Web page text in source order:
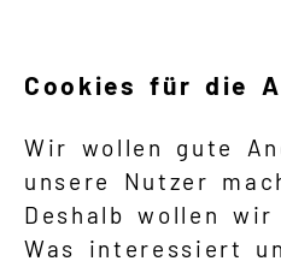
Cookies für die
Wir wollen gute
unsere Nutzer
Deshalb wollen wir
Was interessiert